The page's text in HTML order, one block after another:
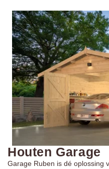
Houten Garage
Garage Ruben is dé oplossing